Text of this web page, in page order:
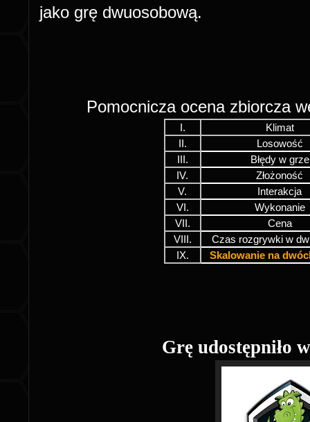
jako grę dwuosobową.
Pomocnicza ocena zbiorcza
I.
Klimat
II.
Losowość
III.
Błędy w grze
IV.
Złożoność
V.
Interakcja
VI.
Wykonanie
VII.
Cena
VIII.
Czas rozgrywki w
IX.
Skalowanie na
Grę udostępniło